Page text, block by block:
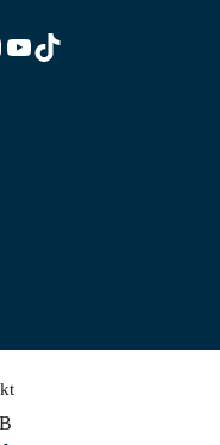
YouTube
TikTok